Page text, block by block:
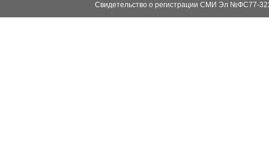
Свидетельство о регистрации СМИ Эл №ФС77-